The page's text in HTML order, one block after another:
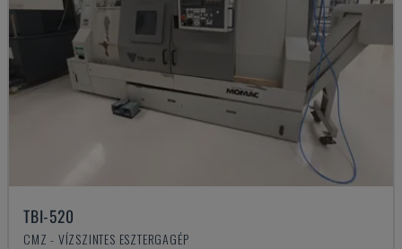
TBI-520
CMZ - VÍZSZINTES ESZTERGAGÉP